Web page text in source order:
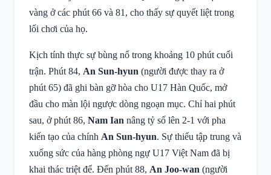
vàng ở các phút 66 và 81, cho thấy sự quyết liệt trong
lối chơi của họ.
Kịch tính thực sự bùng nổ trong khoảng 10 phút cuối
trận. Phút 84, An Sun-hyun (người được thay ra ở
phút 65) đã ghi bàn gỡ hòa cho U17 Hàn Quốc, mở
đầu cho màn lội ngược dòng ngoạn mục. Chỉ hai phút
sau, ở phút 86, Nam Ian nâng tỷ số lên 2-1 với pha
kiến tạo của chính An Sun-hyun. Sự thiếu tập trung và
xuống sức của hàng phòng ngự U17 Việt Nam đã bị
khai thác triệt để. Đến phút 88, An Joo-wan (người